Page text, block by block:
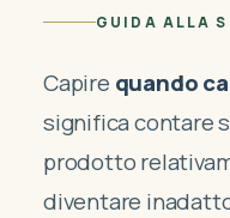
GUIDA ALLA
Capire quando
significa contare
prodotto
diventare